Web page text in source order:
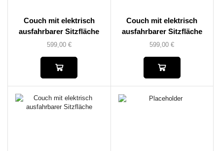
Couch mit elektrisch
ausfahrbarer Sitzfläche
599,00 €
Couch mit elektrisch
ausfahrbarer Sitzfläche
599,00€